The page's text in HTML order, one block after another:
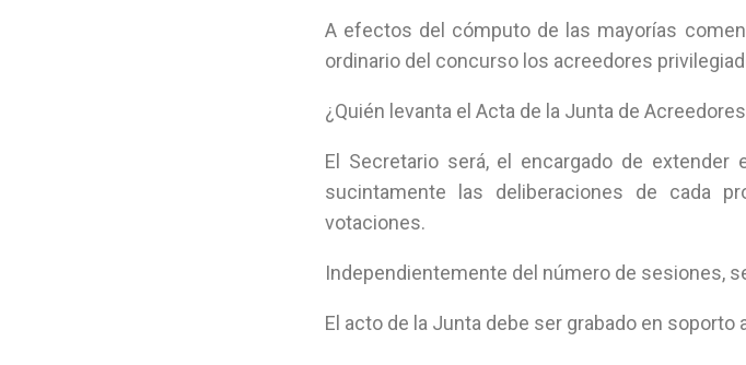
A efectos del cómputo de las mayorías
ordinario del concurso los acreedores
¿Quién levanta el Acta de la Junta de
El Secretario será, el encargado de
sucintamente las deliberaciones de cada
votaciones.
Independientemente del número de sesiones,
El acto de la Junta debe ser grabado en soporto